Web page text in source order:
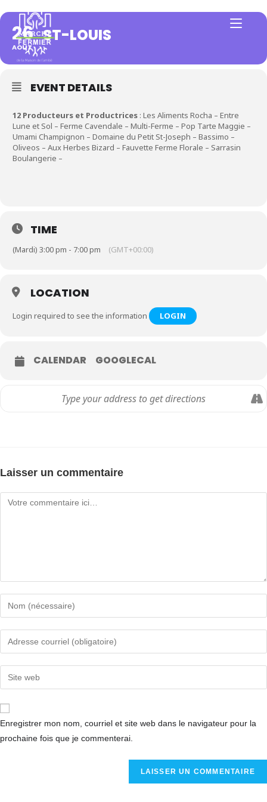
26
AOÛT
ST-LOUIS
EVENT DETAILS
12 Producteurs et Productrices : Les Aliments Rocha – Entre
Lune et Sol – Ferme Cavendale – Multi-Ferme – Pop Tarte Maggie –
Umami Champignon – Domaine du Petit St-Joseph – Bassimo –
Oliveos – Aux Herbes Bizard – Fauvette Ferme Florale – Sarrasin
Boulangerie –
TIME
(Mardi) 3:00 pm - 7:00 pm (GMT+00:00)
LOCATION
Login required to see the information LOGIN
CALENDAR GOOGLECAL
Laisser un commentaire
Enregistrer mon nom, courriel et site web dans le navigateur pour la
prochaine fois que je commenterai.